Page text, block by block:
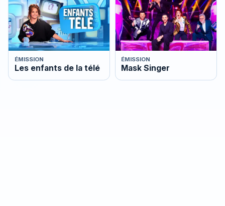
ÉMISSION
Les enfants de la télé
ÉMISSION
Mask Singer